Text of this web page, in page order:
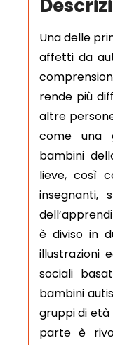
Una delle
affetti da
rende più
altre
come una
bambini
lieve, così
insegnanti,
è diviso in
illustrazioni
sociali
bambini
gruppi di età
parte è